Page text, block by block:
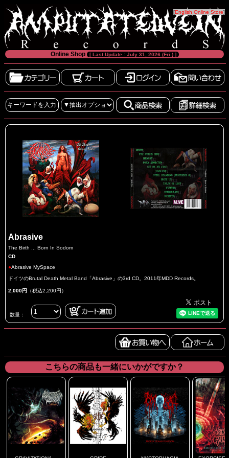
[English Online Store]
Online Shop [ Last Update : July 31, 2026 (Fri.) ]
Abrasive
The Birth ... Born In Sodom
CD
●Abrasive MySpace
ドイツのBrutal Death Metal Band「Abrasive」の3rd CD。2011年MDD Records。
2,000円 （税込2,200円）
数量：
こちらの商品も一緒にいかがですか？